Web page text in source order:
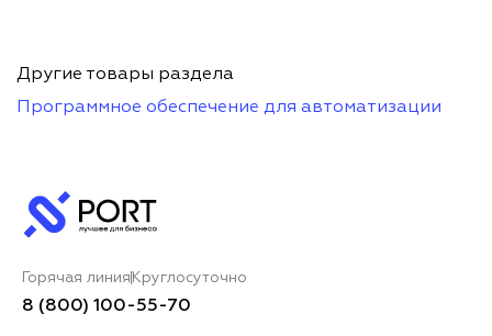
Другие товары раздела
Программное обеспечение для автоматизации
Горячая линия Круглосуточно
8 (800) 100-55-70